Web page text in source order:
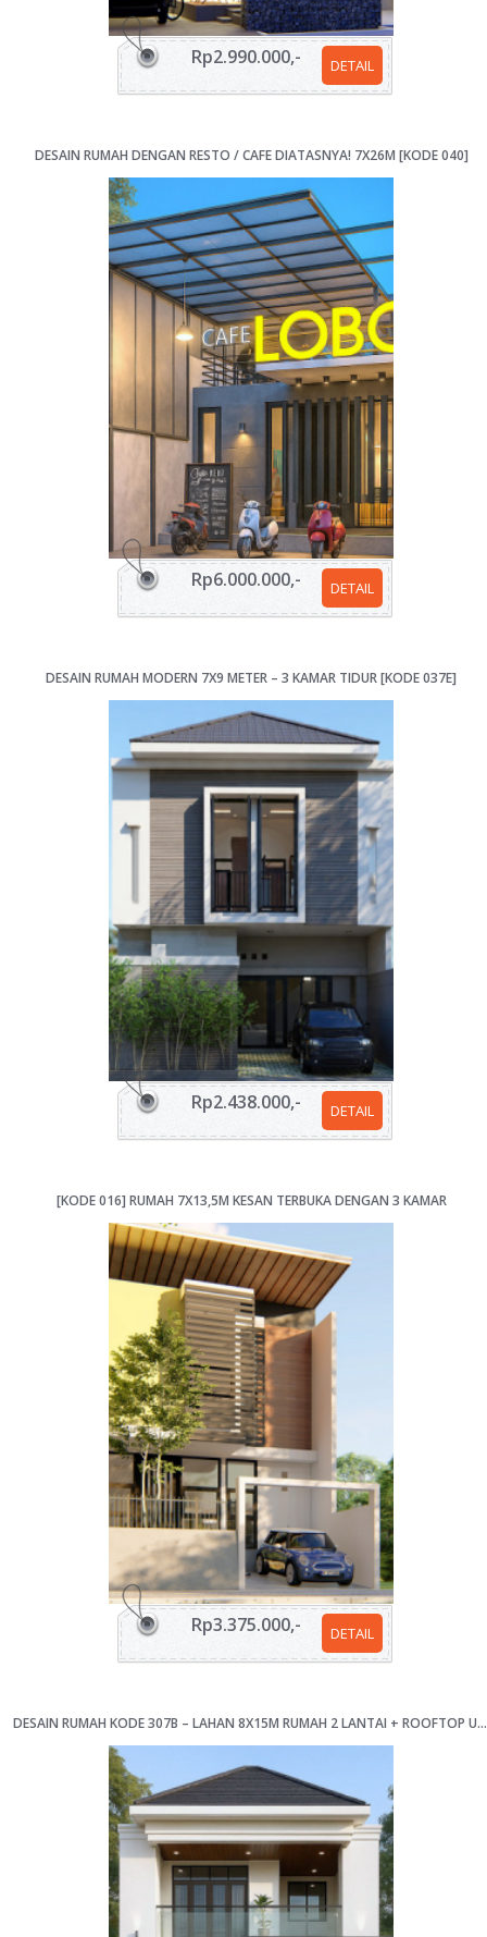
DETAIL
Rp2.990.000,-
DESAIN RUMAH DENGAN RESTO / CAFE DIATASNYA! 7X26M [KODE 040]
DETAIL
Rp6.000.000,-
DESAIN RUMAH MODERN 7X9 METER – 3 KAMAR TIDUR [KODE 037E]
DETAIL
Rp2.438.000,-
[KODE 016] RUMAH 7X13,5M KESAN TERBUKA DENGAN 3 KAMAR
DETAIL
Rp3.375.000,-
DESAIN RUMAH KODE 307B – LAHAN 8X15M RUMAH 2 LANTAI + ROOFTOP UNTUK KELUARGA DENGAN HOBI MOTOR